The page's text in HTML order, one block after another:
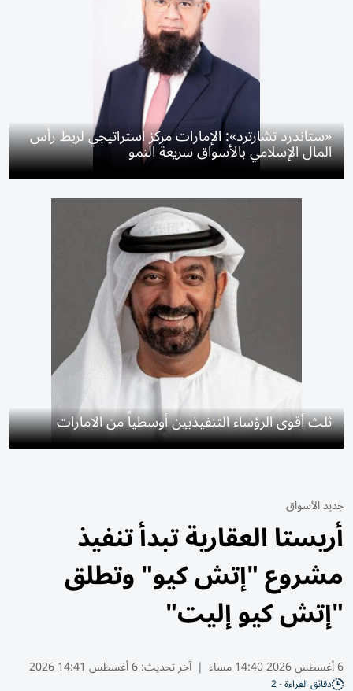
«ستاندرد تشارترد»: الإمارات مركز استراتيجي لربط رأس
المال الإسلامي بالأسواق سريعة النمو
ثلث أقوى الرؤساء التنفيذيين أوسطياً من الامارات
جديد الأسواق
أريستا العقارية تبدأ تنفيذ
مشروع "إتش كيو" وتطلق
"إتش كيو إليت"
6 أغسطس 2026 14:40 مساء | آخر تحديث:6 أغسطس 14:41 2026
دقائق القراءة - 2